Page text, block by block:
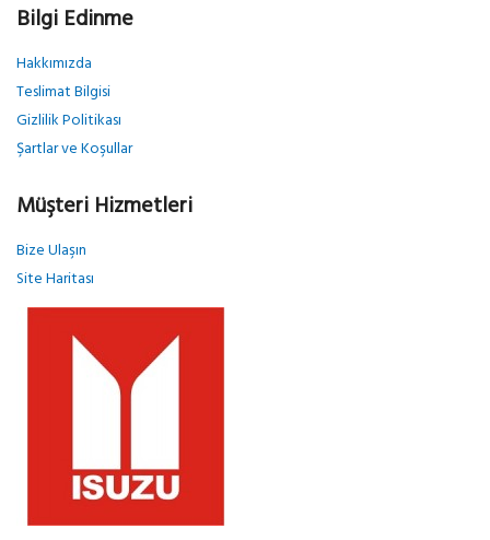
Bilgi Edinme
Hakkımızda
Teslimat Bilgisi
Gizlilik Politikası
Şartlar ve Koşullar
Müşteri Hizmetleri
Bize Ulaşın
Site Haritası